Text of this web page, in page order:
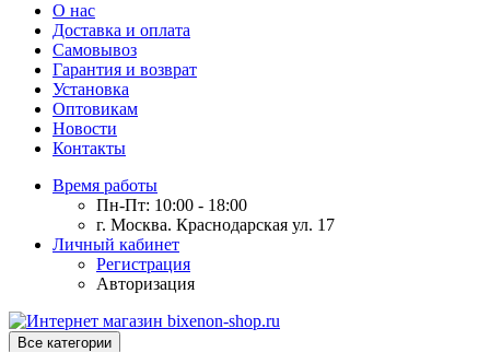
О нас
Доставка и оплата
Самовывоз
Гарантия и возврат
Установка
Оптовикам
Новости
Контакты
Время работы
Пн-Пт: 10:00 - 18:00
г. Москва. Краснодарская ул. 17
Личный кабинет
Регистрация
Авторизация
Все категории